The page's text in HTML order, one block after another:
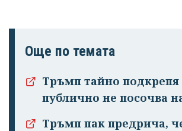
Още по темата
Тръмп тайно подкрепя
публично не посочва
Тръмп пак предрича,